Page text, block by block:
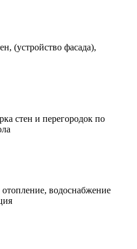
(устройство фасада),
стен и перегородок по
водоснабжение